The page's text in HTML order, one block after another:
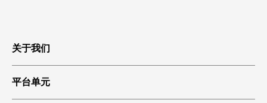
关于我们
平台单元